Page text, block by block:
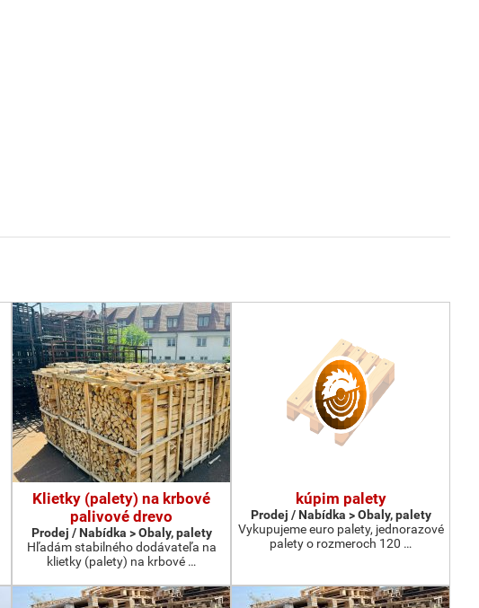
Klietky (palety) na krbové
palivové drevo
Prodej / Nabídka > Obaly, palety
Hľadám stabilného dodávateľa na
klietky (palety) na krbové …
kúpim palety
Prodej / Nabídka > Obaly, palety
Vykupujeme euro palety, jednorazové
palety o rozmeroch 120 …